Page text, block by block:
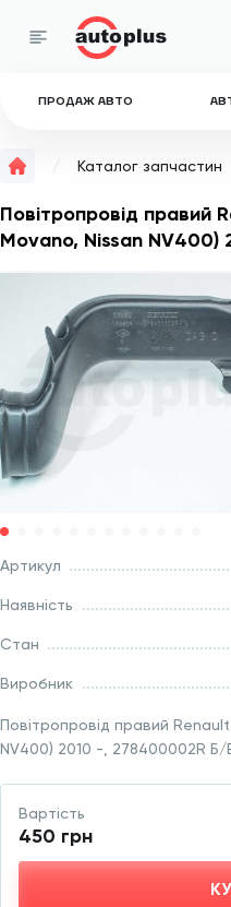
ПРОДАЖ АВТО
Каталог запчастин
Повітропровід правий
Movano, Nissan
Повітропровід правий
NV400) 2010 -, 278400002R Б/
Артикул
Наявність
Стан
Виробник
Вартість
450 грн